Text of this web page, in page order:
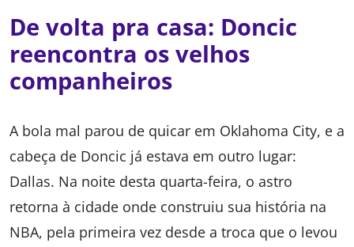
De volta pra casa: Doncic
reencontra os velhos
companheiros
A bola mal parou de quicar em Oklahoma City, e a
cabeça de Doncic já estava em outro lugar:
Dallas. Na noite desta quarta-feira, o astro
retorna à cidade onde construiu sua história na
NBA, pela primeira vez desde a troca que o levou